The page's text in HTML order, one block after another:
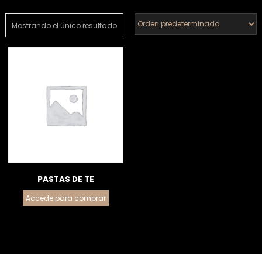
Mostrando el único resultado
PASTAS DE TE
Accede para comprar